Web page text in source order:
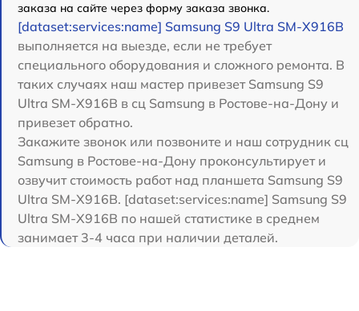
заказа на сайте через форму заказа звонка.
[dataset:services:name] Samsung S9 Ultra SM-X916B
выполняется на выезде, если не требует
специального оборудования и сложного ремонта. В
таких случаях наш мастер привезет Samsung S9
Ultra SM-X916B в сц Samsung в Ростове-на-Дону и
привезет обратно.
Закажите звонок или позвоните и наш сотрудник сц
Samsung в Ростове-на-Дону проконсультирует и
озвучит стоимость работ над планшета Samsung S9
Ultra SM-X916B. [dataset:services:name] Samsung S9
Ultra SM-X916B по нашей статистике в среднем
занимает 3-4 часа при наличии деталей.